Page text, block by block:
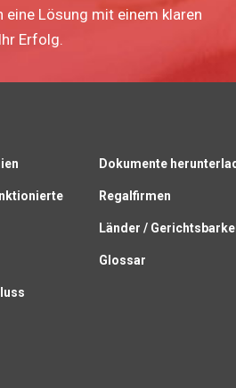
Lösung mit einem klaren
Erfolg.
Dokumente
Regalfirmen
Länder /
Glossar